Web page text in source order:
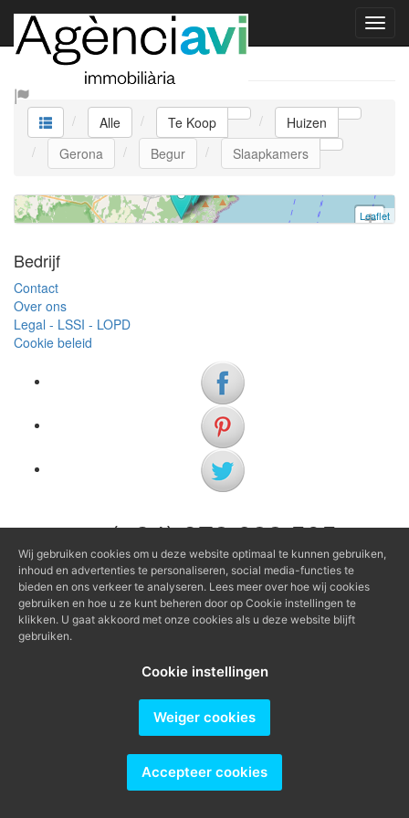
Te Koop Huizen
Alle Te Koop
Huizen
Gerona
Begur Slaapkamers
CASA TANNER
Huis
Begur
3 slaapkamers
Ref. V0385 | Te Koop
+
Leaflet
Bedrijf
Contact
Over ons
Legal - LSSI - LOPD
Cookie beleid
(+34) 972 622 505
(+34) 638 983 816
info@agenciaavi.cat
Wij gebruiken cookies om u deze website optimaal te kunnen gebruiken,
inhoud en advertenties te personaliseren, social media-functies te
bieden en ons verkeer te analyseren. Lees meer over hoe wij cookies
gebruiken en hoe u ze kunt beheren door op Cookie instellingen te
klikken. U gaat akkoord met onze cookies als u deze website blijft
gebruiken.
Cookie instellingen
Weiger cookies
Accepteer cookies